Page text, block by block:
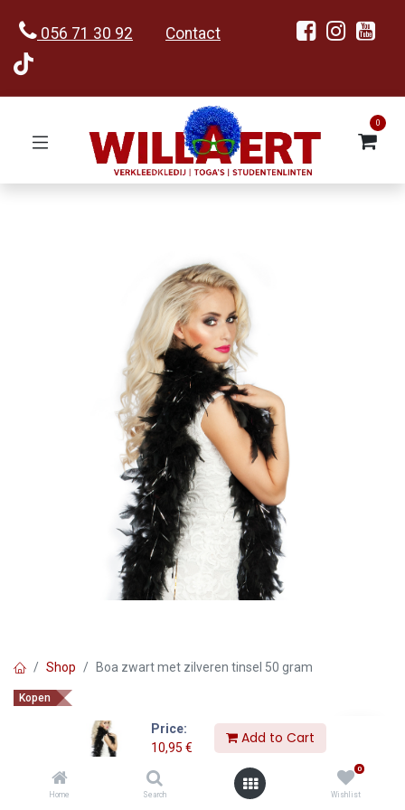
Price:
10,95 €
Add to Cart
Home Search
0
Wishlist
056 71 30 92 Contact
0
Shop Boa zwart met zilveren tinsel 50 gram
Kopen
Boa zwart met zilveren tinsel 50
10,95€